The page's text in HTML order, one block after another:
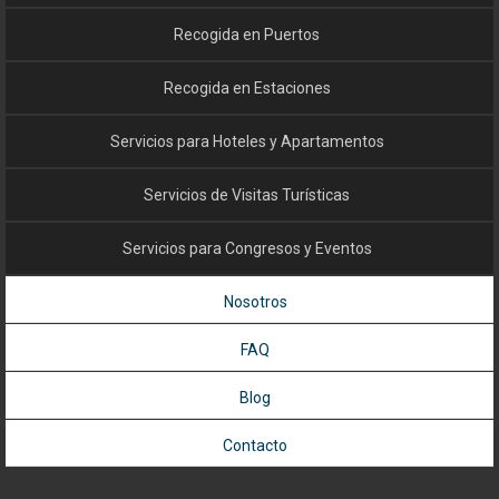
Recogida en Puertos
Recogida en Estaciones
Servicios para Hoteles y Apartamentos
Servicios de Visitas Turísticas
Servicios para Congresos y Eventos
Nosotros
FAQ
Blog
Contacto